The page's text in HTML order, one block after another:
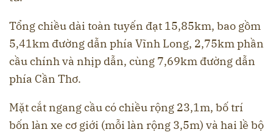
Tổng chiều dài toàn tuyến đạt 15,85km, bao gồm
5,41km đường dẫn phía Vĩnh Long, 2,75km phần
cầu chính và nhịp dẫn, cùng 7,69km đường dẫn
phía Cần Thơ.
Mặt cắt ngang cầu có chiều rộng 23,1m, bố trí
bốn làn xe cơ giới (mỗi làn rộng 3,5m) và hai lề bộ